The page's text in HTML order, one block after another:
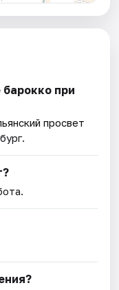
при
просвет